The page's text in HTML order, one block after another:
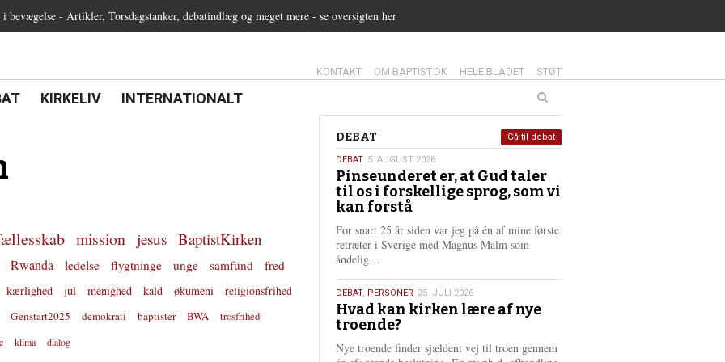
bevægelse - Artikler, Torsdagstanker, debatindlæg og meget mere - se oversigten her
13.0:
KONTAKT 14.0:
OM BAPTIST.DK 15.0:
HELE BLADET 16.0:
STØT
21.0:
KIRKELIV 22.0:
INTERNATIONALT
mission jesus BaptistKirken
Rwanda ledelse flygtninge unge samfund
fred
kærlighed jul menighed kald økumeni
religionsfrihed
Genstart2025 demokrati baptister BWA
trosfrihed
klima dialog
Debat
DEBAT
5.
august
2026
DEBAT 5. AUGUST 2026
Pinseunderet er, at Gud taler
til os i forskellige sprog, som vi
kan forstå
For snart 25 år siden var jeg på én af mine første
retræter i Sverige med Magnus Malm som
åndelig…
s
m
e
r
e
25.
juli
2026
DEBAT, PERSONER 25. JULI 2026
Hvad kan kirken lære af nye
troende?
Nye troende finder sjældent vej til troen gennem
Gå til debat